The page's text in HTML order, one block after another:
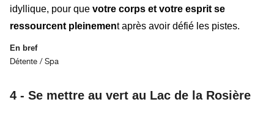
idyllique, pour que votre corps et votre esprit se
ressourcent pleinement après avoir défié les pistes.
En bref
Détente / Spa
4 - Se mettre au vert au Lac de la Rosière